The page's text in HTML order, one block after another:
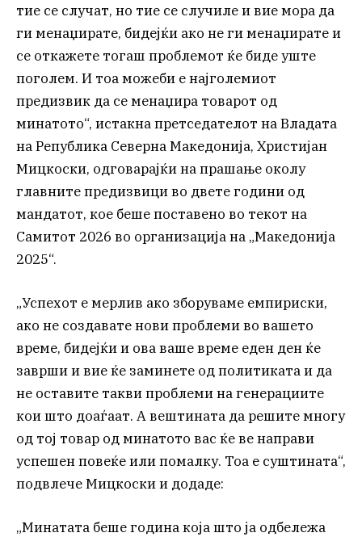
тие се случат, но тие се случиле и вие мора да
ги менаџирате, бидејќи ако не ги менаџирате и
се откажете тогаш проблемот ќе биде уште
поголем. И тоа можеби е најголемиот
предизвик да се менаџира товарот од
минатото“, истакна претседателот на Владата
на Република Северна Македонија, Христијан
Мицкоски, одговарајќи на прашање околу
главните предизвици во двете години од
мандатот, кое беше поставено во текот на
Самитот 2026 во организација на „Македонија
2025“.
„Успехот е мерлив ако зборуваме емпириски,
ако не создавате нови проблеми во вашето
време, бидејќи и ова ваше време еден ден ќе
заврши и вие ќе заминете од политиката и да
не оставите такви проблеми на генерациите
кои што доаѓаат. А вештината да решите многу
од тој товар од минатото вас ќе ве направи
успешен повеќе или помалку. Тоа е суштината“,
подвлече Мицкоски и додаде:
„Минатата беше година која што ја одбележа